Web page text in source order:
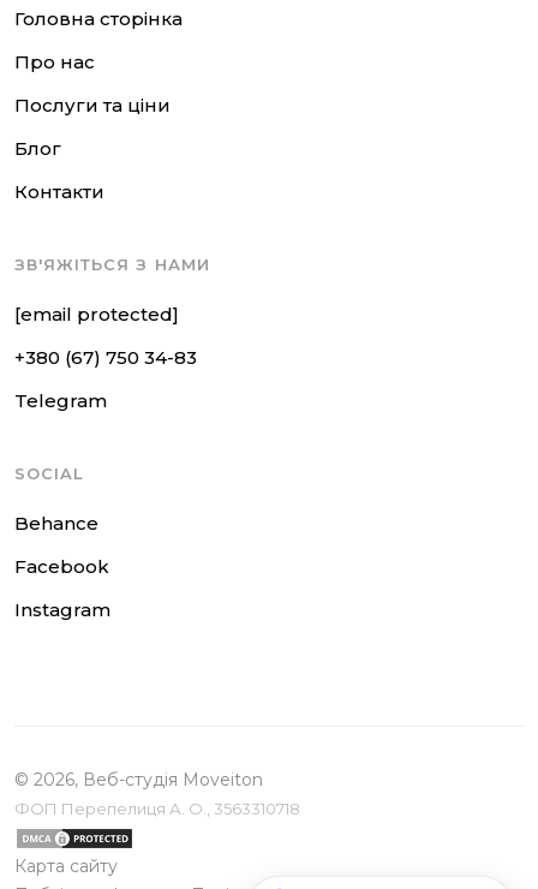
Головна сторінка
Про нас
Послуги та ціни
Блог
Контакти
ЗВ'ЯЖІТЬСЯ З НАМИ
[email protected]
+380 (67) 750 34-83
Telegram
SOCIAL
Behance
Facebook
Instagram
© 2026, Веб-студія Moveiton
ФОП Перепелиця А. О., 3563310718
Карта сайту